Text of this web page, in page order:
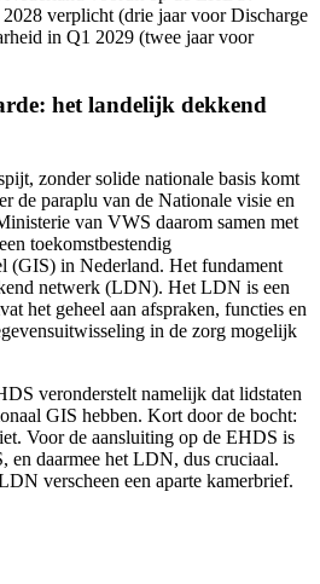
verplicht (drie jaar voor Discharge
in Q1 2029 (twee jaar voor
het landelijk dekkend
zonder solide nationale basis komt
de paraplu van de Nationale visie en
van VWS daarom samen met
toekomstbestendig
(GIS) in Nederland. Het fundament
netwerk (LDN). Het LDN is een
het geheel aan afspraken, functies en
in de zorg mogelijk
veronderstelt namelijk dat lidstaten
GIS hebben. Kort door de bocht:
Voor de aansluiting op de EHDS is
en daarmee het LDN, dus cruciaal.
verscheen een aparte kamerbrief.